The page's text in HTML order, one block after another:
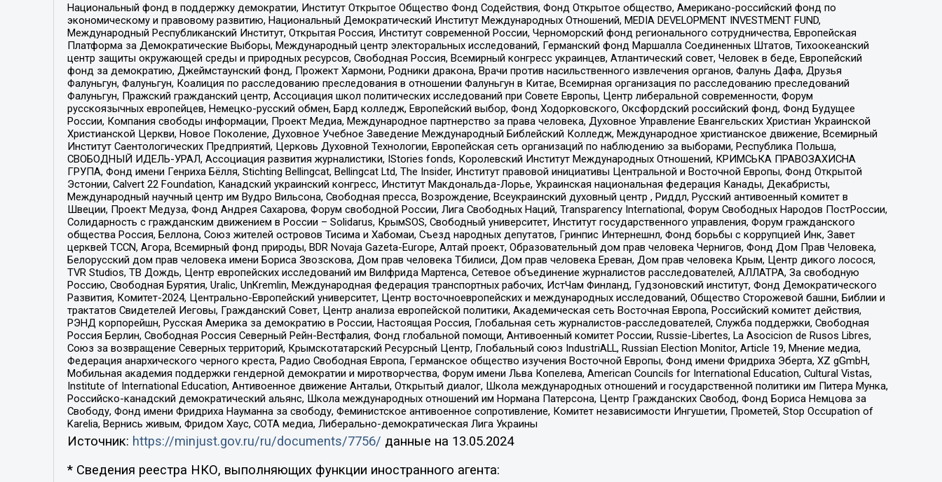
Национальный фонд в поддержку демократии, Институт Открытое Общество Фонд Содействия, Фонд Открытое общество, Американо-российский фонд по
экономическому и правовому развитию, Национальный Демократический Институт Международных Отношений, MEDIA DEVELOPMENT INVESTMENT FUND,
Международный Республиканский Институт, Открытая Россия, Институт современной России, Черноморский фонд регионального сотрудничества, Европейская
Платформа за Демократические Выборы, Международный центр электоральных исследований, Германский фонд Маршалла Соединенных Штатов, Тихоокеанский
центр защиты окружающей среды и природных ресурсов, Свободная Россия, Всемирный конгресс украинцев, Атлантический совет, Человек в беде, Европейский
фонд за демократию, Джеймстаунский фонд, Прожект Хармони, Родники дракона, Врачи против насильственного извлечения органов, Фалунь Дафа, Друзья
Фалуньгун, Фалуньгун, Коалиция по расследованию преследования в отношении Фалуньгун в Китае, Всемирная организация по расследованию преследований
Фалуньгун, Пражский гражданский центр, Ассоциация школ политических исследований при Совете Европы, Центр либеральной современности, Форум
русскоязычных европейцев, Немецко-русский обмен, Бард колледж, Европейский выбор, Фонд Ходорковского, Оксфордский российский фонд, Фонд Будущее
России, Компания свободы информации, Проект Медиа, Международное партнерство за права человека, Духовное Управление Евангельских Христиан Украинской
Христианской Церкви, Новое Поколение, Духовное Учебное Заведение Международный Библейский Колледж, Международное христианское движение, Всемирный
Институт Саентологических Предприятий, Церковь Духовной Технологии, Европейская сеть организаций по наблюдению за выборами, Республика Польша,
СВОБОДНЫЙ ИДЕЛЬ-УРАЛ, Ассоциация развития журналистики, IStories fonds, Королевский Институт Международных Отношений, КРИМСЬКА ПРАВОЗАХИСНА
ГРУПА, Фонд имени Генриха Бёлля, Stichting Bellingcat, Bellingcat Ltd, The Insider, Институт правовой инициативы Центральной и Восточной Европы, Фонд Открытой
Эстонии, Calvert 22 Foundation, Канадский украинский конгресс, Институт Макдональда-Лорье, Украинская национальная федерация Канады, Декабристы,
Международный научный центр им Вудро Вильсона, Свободная пресса, Возрождение, Всеукраинский духовный центр , Риддл, Русский антивоенный комитет в
Швеции, Проект Медуза, Фонд Андрея Сахарова, Форум свободной России, Лига Свободных Наций, Transparеncy International, Форум Свободных Народов ПостРоссии,
Солидарность с гражданским движением в России – Solidarus, КрымSOS, Свободный университет, Институт государственного управления, Форум гражданского
общества Россия, Беллона, Союз жителей островов Тисима и Хабомаи, Съезд народных депутатов, Гринпис Интернешнл, Фонд борьбы с коррупцией Инк, Завет
церквей TCCN, Агора, Всемирный фонд природы, BDR Novaja Gazeta-Europe, Алтай проект, Образовательный дом прав человека Чернигов, Фонд Дом Прав Человека,
Белорусский дом прав человека имени Бориса Звозскова, Дом прав человека Тбилиси, Дом прав человека Ереван, Дом прав человека Крым, Центр дикого лосося,
TVR Studios, ТВ Дождь, Центр европейских исследований им Вилфрида Мартенса, Сетевое объединение журналистов расследователей, АЛЛАТРА, За свободную
Россию, Свободная Бурятия, Uralic, UnKremlin, Международная федерация транспортных рабочих, ИстЧам Финланд, Гудзоновский институт, Фонд Демократического
Развития, Комитет-2024, Центрально-Европейский университет, Центр восточноевропейских и международных исследований, Общество Сторожевой башни, Библии и
трактатов Свидетелей Иеговы, Гражданский Совет, Центр анализа европейской политики, Академическая сеть Восточная Европа, Российский комитет действия,
РЭНД корпорейшн, Русская Америка за демократию в России, Настоящая Россия, Глобальная сеть журналистов-расследователей, Служба поддержки, Свободная
Россия Берлин, Свободная Россия Северный Рейн-Вестфалия, Фонд глобальной помощи, Антивоенный комитет России, Russie-Libertes, La Asocicion de Rusos Libres,
Союз за возвращение Северных территорий, Крымскотатарский Ресурсный Центр, Глобальный союз IndustriALL, Russian Election Monitor, Article 19, Мнение медиа,
Федерация анархического черного креста, Радио Свободная Европа, Германское общество изучения Восточной Европы, Фонд имени Фридриха Эберта, XZ gGmbH,
Мобильная академия поддержки гендерной демократии и миротворчества, Форум имени Льва Копелева, American Councils for International Education, Cultural Vistas,
Institute of International Education, Антивоенное движение Антальи, Открытый диалог, Школа международных отношений и государственной политики им Питера Мунка,
Российско-канадский демократический альянс, Школа международных отношений им Нормана Патерсона, Центр Гражданских Свобод, Фонд Бориса Немцова за
Свободу, Фонд имени Фридриха Науманна за свободу, Феминистское антивоенное сопротивление, Комитет независимости Ингушетии, Прометей, Stop Occupation of
Karelia, Вернись живым, Фридом Хаус, СОТА медиа, Либерально-демократическая Лига Украины
Источник: https://minjust.gov.ru/ru/documents/7756/ данные на 13.05.2024
* Сведения реестра НКО, выполняющих функции иностранного агента: